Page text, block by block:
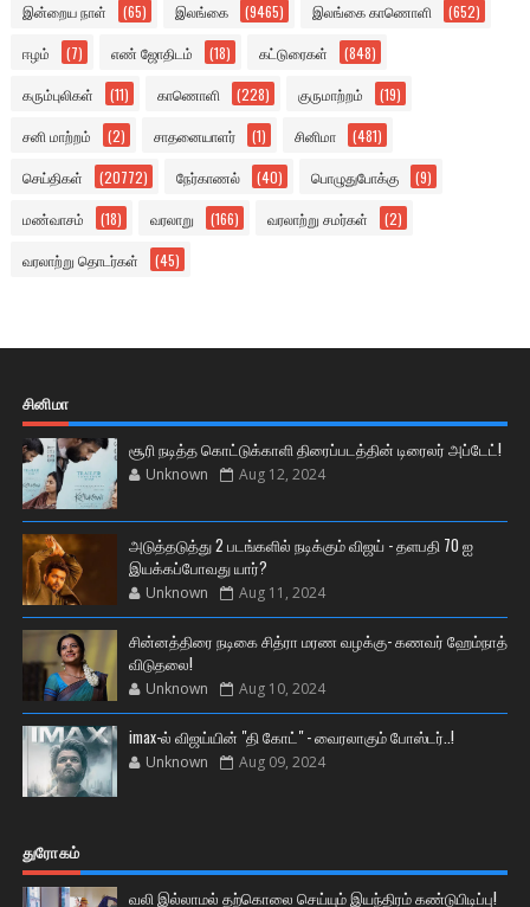
இன்றைய நாள் (65) இலங்கை (9465) இலங்கை காணொளி (652)
ஈழம் (7) எண் ஜோதிடம் (18) கட்டுரைகள் (848)
கரும்புலிகள் (11) காணொளி (228) குருமாற்றம் (19)
சனி மாற்றம் (2) சாதனையாளர் (1) சினிமா (481)
செய்திகள் (20772) நேர்காணல் (40) பொழுதுபோக்கு (9)
மண்வாசம் (18) வரலாறு (166) வரலாற்று சமர்கள் (2)
வரலாற்று தொடர்கள் (45)
சினிமா
சூரி நடித்த கொட்டுக்காளி திரைப்படத்தின் டிரைலர் அப்டேட்!
Unknown Aug 12, 2024
அடுத்தடுத்து 2 படங்களில் நடிக்கும் விஜய் - தளபதி 70 ஐ
இயக்கப்போவது யார்?
Unknown Aug 11, 2024
சின்னத்திரை நடிகை சித்ரா மரண வழக்கு- கணவர் ஹேம்நாத்
விடுதலை!
Unknown Aug 10, 2024
imax-ல் விஜய்யின் "தி கோட்" - வைரலாகும் போஸ்டர்..!
Unknown Aug 09, 2024
துரோகம்
வலி இல்லாமல் தற்கொலை செய்யும் இயந்திரம் கண்டுபிடிப்பு!